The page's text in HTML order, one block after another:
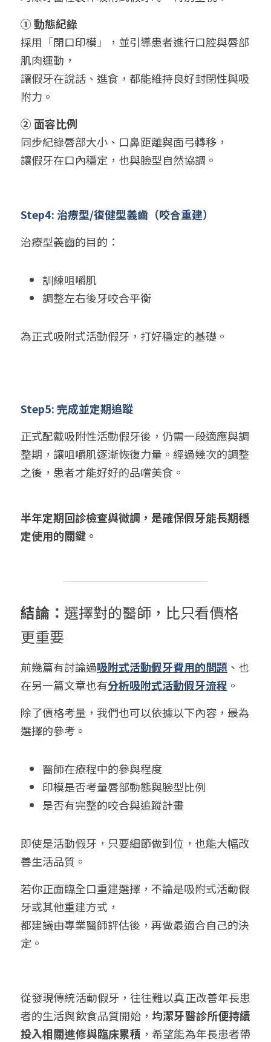
① 動態紀錄
採用「閉口印模」，並引導患者進行口腔與唇部
肌肉運動，
讓假牙在說話、進食，都能維持良好封閉性與吸
附力。
② 面容比例
同步紀錄唇部大小、口鼻距離與面弓轉移，
讓假牙在口內穩定，也與臉型自然協調。
Step4: 治療型/復健型義齒 （咬合重建）
治療型義齒的目的：
訓練咀嚼肌
調整左右後牙咬合平衡
為正式吸附式活動假牙，打好穩定的基礎。
Step5: 完成並定期追蹤
正式配戴吸附性活動假牙後，仍需一段適應與調
整期，讓咀嚼肌逐漸恢復力量。 經過幾次的調整
之後，患者才能好好的品嚐美食。
半年定期回診檢查與微調，是確保假牙能長期穩
定使用的關鍵。
結論： 選擇對的醫師，比只看價格
更重要
前幾篇有討論過吸附式活動假牙費用的問題 、也
在另一篇文章也有分析吸附式活動假牙流程 。
除了價格考量，我們也可以依據以下內容，最為
選擇的參考。
醫師在療程中的參與程度
印模是否考量唇部動態與臉型比例
是否有完整的咬合與追蹤計畫
即使是活動假牙，只要細節做到位，也能大幅改
善生活品質。
若你正面臨全口重建選擇，不論是吸附式活動假
牙或其他重建方式，
都建議由專業醫師評估後，再做最適合自己的決
定。
從發現傳統活動假牙，往往難以真正改善年長患
者的生活與飲食品質開始，均潔牙醫診所便持續
投入相關進修與臨床累積 ，希望能為年長患者帶